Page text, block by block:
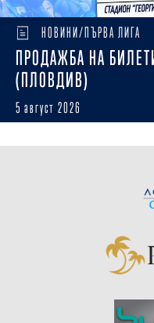
НОВИНИ/ПЪРВА ЛИГА
ПРОДАЖБА НА
(ПЛОВДИВ)
5 август 2026